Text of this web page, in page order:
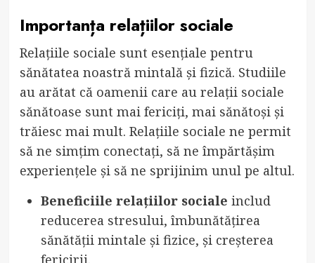
Importanța relațiilor sociale
Relațiile sociale sunt esențiale pentru
sănătatea noastră mintală și fizică. Studiile
au arătat că oamenii care au relații sociale
sănătoase sunt mai fericiți, mai sănătoși și
trăiesc mai mult. Relațiile sociale ne permit
să ne simțim conectați, să ne împărtășim
experiențele și să ne sprijinim unul pe altul.
Beneficiile relațiilor sociale includ
reducerea stresului, îmbunătățirea
sănătății mintale și fizice, și creșterea
fericirii.